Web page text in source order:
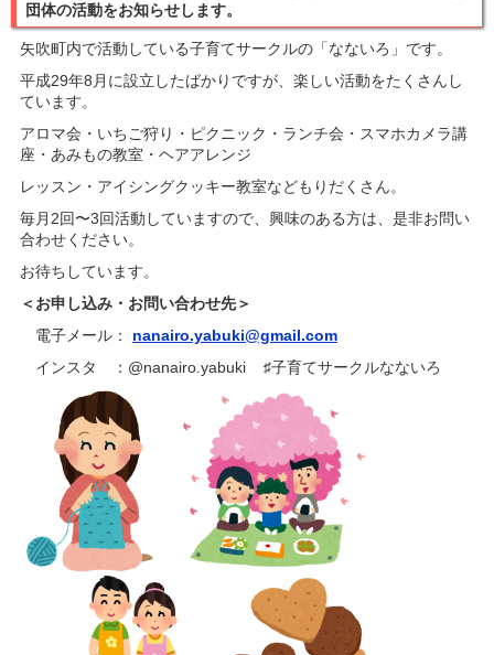
団体の活動をお知らせします。
矢吹町内で活動している子育てサークルの「なないろ」です。
平成29年8月に設立したばかりですが、楽しい活動をたくさんし
ています。
アロマ会・いちご狩り・ピクニック・ランチ会・スマホカメラ講
座・あみもの教室・ヘアアレンジ
レッスン・アイシングクッキー教室などもりだくさん。
毎月2回〜3回活動していますので、興味のある方は、是非お問い
合わせください。
お待ちしています。
＜お申し込み・お問い合わせ先＞
電子メール： nanairo.yabuki@gmail.com
インスタ ：@nanairo.yabuki ♯子育てサークルなないろ